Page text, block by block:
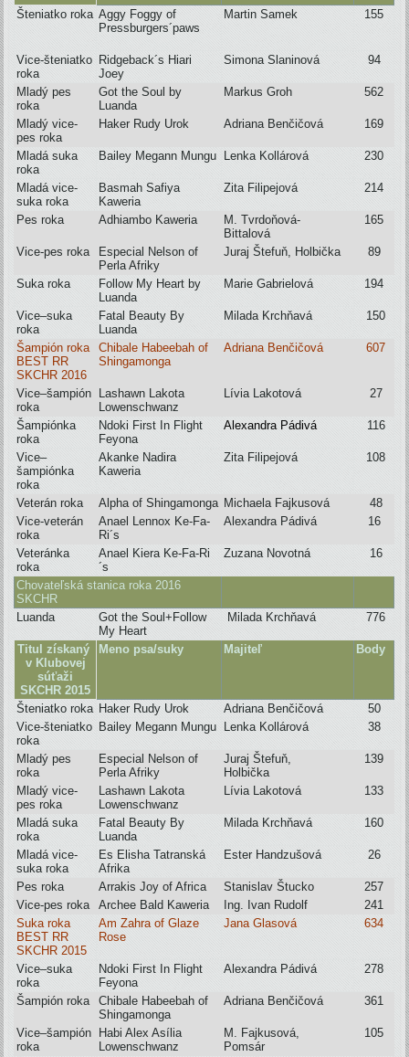
Šteniatko roka Aggy Foggy of
Pressburgers´paws
Martin Samek 155
Vice-šteniatko
roka
Ridgeback´s Hiari
Joey
Simona Slaninová 94
Mladý pes
roka
Got the Soul by
Luanda
Markus Groh 562
Mladý vice-
pes roka
Haker Rudy Urok Adriana Benčičová 169
Mladá suka
roka
Bailey Megann Mungu Lenka Kollárová 230
Mladá vice-
suka roka
Basmah Safiya
Kaweria
Zita Filipejová 214
Pes roka Adhiambo Kaweria
M. Tvrdoňová-
Bittalová
165
Vice-pes roka
Especial Nelson of
Perla Afriky
Juraj Štefuň, Holbička 89
Suka roka
Follow My Heart by
Luanda
Marie Gabrielová 194
Vice–suka
roka
Fatal Beauty By
Luanda
Milada Krchňavá 150
Šampión roka
BEST RR
SKCHR 2016
Chibale Habeebah of
Shingamonga
Adriana Benčičová 607
Vice–šampión
roka
Lashawn Lakota
Lowenschwanz
Lívia Lakotová 27
Šampiónka
roka
Ndoki First In Flight
Feyona
Alexandra Pádivá 116
Vice–
šampiónka
roka
Akanke Nadira
Kaweria
Zita Filipejová 108
Veterán roka Alpha of Shingamonga Michaela Fajkusová
48
Vice-veterán
roka
Anael Lennox Ke-Fa-
Ri´s
Alexandra Pádivá 16
Veteránka
roka
Anael Kiera Ke-Fa-Ri
´s
Zuzana Novotná 16
Chovateľská stanica roka 2016
SKCHR
Luanda
Got the Soul+Follow
My Heart
Milada Krchňavá 776
Titul získaný
v Klubovej
súťaži
SKCHR 2015
Meno psa/suky Majiteľ Body
Šteniatko roka Haker Rudy Urok Adriana Benčičová
50
Vice-šteniatko
roka
Bailey Megann Mungu Lenka Kollárová 38
Mladý pes
roka
Especial Nelson of
Perla Afriky
Juraj Štefuň,
Holbička
139
Mladý vice-
pes roka
Lashawn Lakota
Lowenschwanz
Lívia Lakotová 133
Mladá suka
roka
Fatal Beauty By
Luanda
Milada Krchňavá 160
Mladá vice-
suka roka
Es Elisha Tatranská
Afrika
Ester Handzušová 26
Pes roka Arrakis Joy of Africa Stanislav Štucko
257
Vice-pes roka
Archee Bald Kaweria Ing. Ivan Rudolf
241
Suka roka
BEST RR
SKCHR 2015
Am Zahra of Glaze
Rose
Jana Glasová 634
Vice–suka
roka
Ndoki First In Flight
Feyona
Alexandra Pádivá 278
Šampión roka
Chibale Habeebah of
Shingamonga
Adriana Benčičová 361
Vice–šampión
roka
Habi Alex Asília
Lowenschwanz
M. Fajkusová,
Pomsár
105